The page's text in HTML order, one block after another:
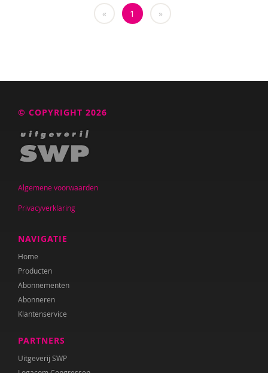
Yvonne Huisman
Koen Kock
Corona Koek
Lucy Kok
H. Korpershoek
Verena Kraaij
Lien Van Laere
Martin van der Linden
Marije Magito
Lenneke Moerdijk
KOOS NIJGH
« 1 »
© COPYRIGHT 2026
Algemene voorwaarden
Privacyverklaring
NAVIGATIE
Home
Producten
Abonnementen
Abonneren
Klantenservice
PARTNERS
Uitgeverij SWP